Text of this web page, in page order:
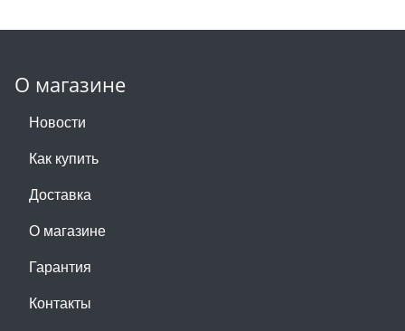
О магазине
Новости
Как купить
Доставка
О магазине
Гарантия
Контакты